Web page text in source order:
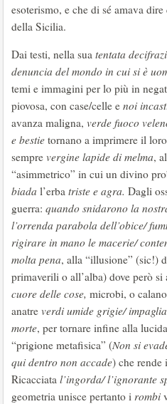
esoterismo, e che di sé amava dire
della Sicilia.
Dai testi, nella sua tentata
denuncia del mondo in cui si è
temi e immagini per lo più in
piovosa, con case/celle e noi
avanza maligna, verde fuoco
e bestie tornano a imprimere il loro
sempre vergine lapide di melma,
“asimmetrico” in cui un divino
biada l’erba triste e agra. Dagli
guerra: quando snidarono la
l’orrenda parabola dell’obice/
rigirare in mano le macerie/
molta pena, alla “illusione” (sic!)
primaverili o all’alba) dove però si
cuore delle cose, microbi, o
anatre verdi umide grigie/
morte, per tornare infine alla
“prigione metafisica” (Non si
qui dentro non accade) che rende
Ricacciata l’ingorda/ l’ignorante
geometria unisce pertanto i rombi